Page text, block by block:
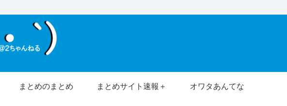
まとめのまとめ まとめサイト速報＋ オワタあんてな